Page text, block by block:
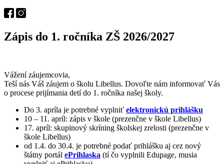
Zápis do 1. ročníka ZŠ 2026/2027
Vážení záujemcovia,
Teší nás Váš záujem o školu Libellus. Dovoľte nám informovať Vás
o procese prijímania detí do 1. ročníka našej školy.
Do 3. apríla je potrebné vyplniť elektronickú prihlášku
10 – 11. apríl: zápis v škole (prezenčne v škole Libellus)
17. apríl: skupinový skríning školskej zrelosti (prezenčne v
škole Libellus)
od 1.4. do 30.4. je potrebné podať prihlášku aj cez nový
štátny portál ePrihlaska (tí čo vyplnili Edupage, musia